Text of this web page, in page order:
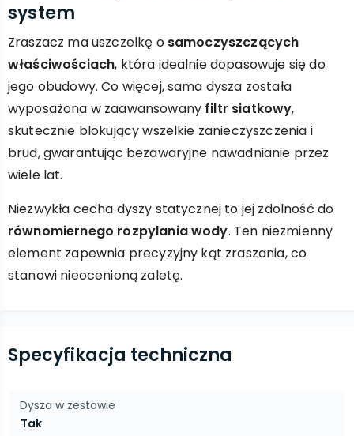
system
Zraszacz ma uszczelkę o samoczyszczących
właściwościach, która idealnie dopasowuje się do
jego obudowy. Co więcej, sama dysza została
wyposażona w zaawansowany filtr siatkowy,
skutecznie blokujący wszelkie zanieczyszczenia i
brud, gwarantując bezawaryjne nawadnianie przez
wiele lat.
Niezwykła cecha dyszy statycznej to jej zdolność do
równomiernego rozpylania wody. Ten niezmienny
element zapewnia precyzyjny kąt zraszania, co
stanowi nieocenioną zaletę.
Specyfikacja techniczna
Dysza w zestawie
Tak